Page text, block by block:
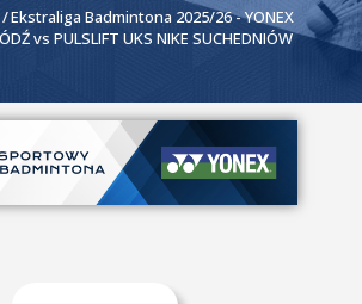
Ekstraliga Badmintona 2025/26 - YONEX
vs PULSLIFT UKS NIKE SUCHEDNIÓW